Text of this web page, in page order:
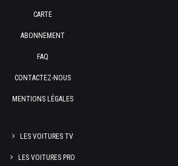
CARTE
ABONNEMENT
FAQ
CONTACTEZ-NOUS
MENTIONS LÉGALES
LES VOITURES TV
LES VOITURES PRO